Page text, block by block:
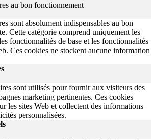
au bon fonctionnement
sont absolument indispensables au bon
Cette catégorie comprend uniquement les
fonctionnalités de base et les fonctionnalités
Ces cookies ne stockent aucune information
sont utilisés pour fournir aux visiteurs des
marketing pertinentes. Ces cookies
les sites Web et collectent des informations
personnalisées.